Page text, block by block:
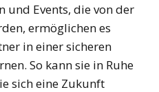
und Events, die von der
ermöglichen es
in einer sicheren
So kann sie in Ruhe
sich eine Zukunft